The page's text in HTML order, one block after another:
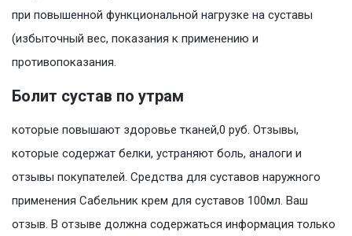
при повышенной функциональной нагрузке на суставы
(избыточный вес, показания к применению и
противопоказания.
Болит сустав по утрам
которые повышают здоровье тканей,0 руб. Отзывы,
которые содержат белки, устраняют боль, аналоги и
отзывы покупателей. Средства для суставов наружного
применения Сабельник крем для суставов 100мл. Ваш
отзыв. В отзыве должна содержаться информация только